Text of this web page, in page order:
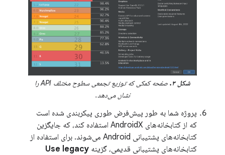
شکل ۳.
صفحه کمکی که توزیع تجمعی سطوح مختلف API را
نشان می‌دهد.
پروژه شما به طور پیش‌فرض طوری پیکربندی شده است
که از کتابخانه‌های AndroidX استفاده کند، که جایگزین
کتابخانه‌های پشتیبانی Android می‌شوند. برای استفاده از
کتابخانه‌های پشتیبانی قدیمی، گزینه Use legacy